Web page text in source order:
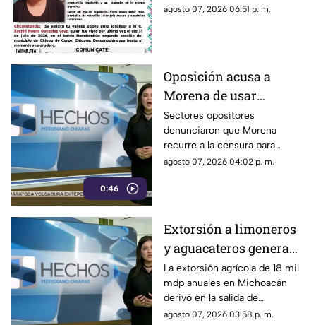
Corzo, Chiapas.
agosto 07, 2026 06:51 p. m.
0:46
Oposición acusa a
Morena de usar
censura para ocultar
seńalamientos de
narcopolítica
Sectores opositores
denunciaron que Morena
recurre a la censura para
imponer su versión oficial y
agosto 07, 2026 04:02 p. m.
Extorsión a limoneros
y aguacateros genera
pérdidas de 18 mil mdp
en Michoacán
La extorsión agrícola de 18 mil
mdp anuales en Michoacán
derivó en la salida de
inspectores de EE. UU.,
agosto 07, 2026 03:58 p. m.